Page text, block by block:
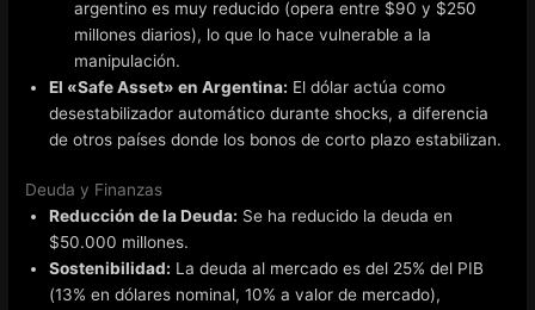
argentino es muy reducido (opera entre $90 y $250
millones diarios), lo que lo hace vulnerable a la
manipulación.
El «Safe Asset» en Argentina: El dólar actúa como
desestabilizador automático durante shocks, a diferencia
de otros países donde los bonos de corto plazo estabilizan.
Deuda y Finanzas
Reducción de la Deuda: Se ha reducido la deuda en
$50.000 millones.
Sostenibilidad: La deuda al mercado es del 25% del PIB
(13% en dólares nominal, 10% a valor de mercado),